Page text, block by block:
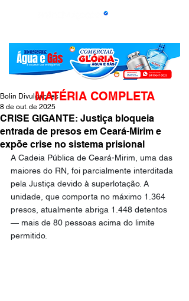
CRISE GIGANTE: Justiça bloqueia
entrada de presos em Ceará-Mirim e
expõe crise no sistema prisional
Bolin Divulgações
8 de out. de 2025
A Cadeia Pública de Ceará-Mirim, uma das
maiores do RN, foi parcialmente interditada
pela Justiça devido à superlotação. A
unidade, que comporta no máximo 1.364
presos, atualmente abriga 1.448 detentos
— mais de 80 pessoas acima do limite
permitido.
MATÉRIA COMPLETA